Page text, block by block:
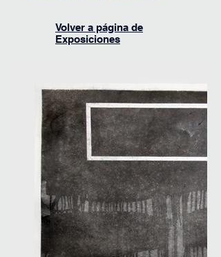
Volver a página de
Exposiciones